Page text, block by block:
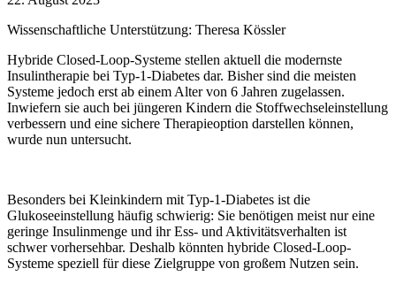
Wissenschaftliche Unterstützung: Theresa Kössler
Hybride Closed-Loop-Systeme stellen aktuell die modernste
Insulintherapie bei Typ-1-Diabetes dar. Bisher sind die meisten
Systeme jedoch erst ab einem Alter von 6 Jahren zugelassen.
Inwiefern sie auch bei jüngeren Kindern die Stoffwechseleinstellung
verbessern und eine sichere Therapieoption darstellen können,
wurde nun untersucht.
Besonders bei Kleinkindern mit Typ-1-Diabetes ist die
Glukoseeinstellung häufig schwierig: Sie benötigen meist nur eine
geringe Insulinmenge und ihr Ess- und Aktivitätsverhalten ist
schwer vorhersehbar. Deshalb könnten hybride Closed-Loop-
Systeme speziell für diese Zielgruppe von großem Nutzen sein.